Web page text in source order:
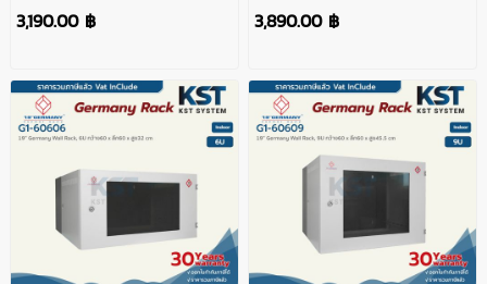
3,190.00 ฿ 3,890.00 ฿